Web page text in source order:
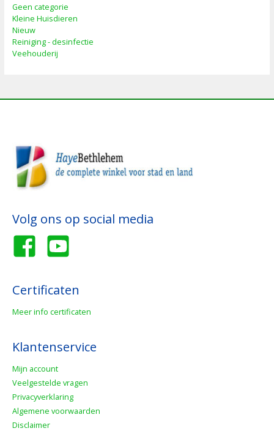
a
r
:
Geen categorie
Kleine Huisdieren
Nieuw
Reiniging - desinfectie
Veehouderij
Volg ons op social media
Certificaten
Meer info certificaten
Klantenservice
Mijn account
Veelgestelde vragen
Privacyverklaring
Algemene voorwaarden
Disclaimer